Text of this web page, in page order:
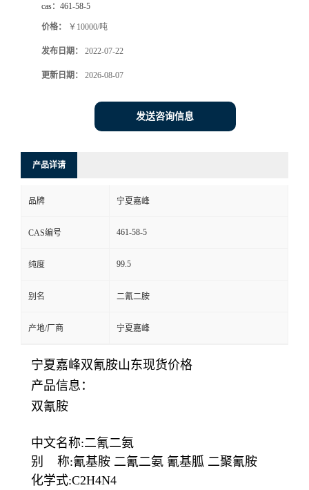
cas： 461-58-5
价格： ￥10000/吨
发布日期： 2022-07-22
更新日期： 2026-08-07
发送咨询信息
产品详请
品牌 宁夏嘉峰
CAS编号 461-58-5
纯度 99.5
别名 二氰二胺
产地/厂商 宁夏嘉峰
宁夏嘉峰双氰胺山东现货价格
产品信息：
双氰胺
中文名称:二氰二氨
别 称:氰基胺 二氰二氨 氰基胍 二聚氰胺
化学式:C2H4N4